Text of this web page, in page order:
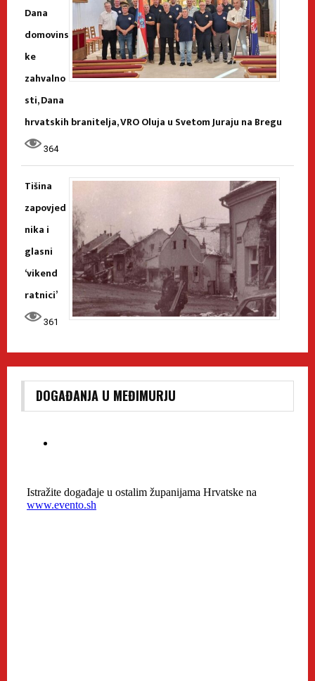
Dana
domovins
ke
zahvalno
sti, Dana
hrvatskih branitelja, VRO Oluja u Svetom Juraju na Bregu
364
Tišina
zapovjed
nika i
glasni
‘vikend
ratnici’
361
DOGAĐANJA U MEĐIMURJU